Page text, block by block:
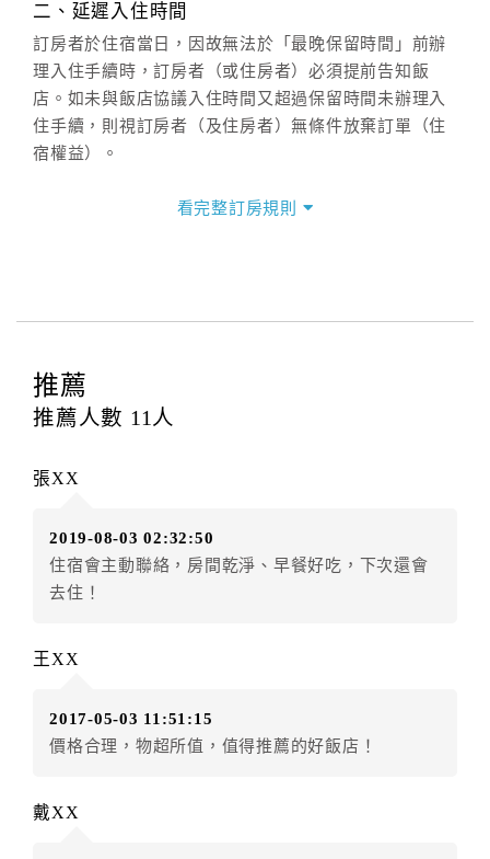
(07)9682715 。
二、延遲入住時間
訂房者於住宿當日，因故無法於「最晚保留時間」前辦
理入住手續時，訂房者（或住房者）必須提前告知飯
店。如未與飯店協議入住時間又超過保留時間未辦理入
住手續，則視訂房者（及住房者）無條件放棄訂單（住
宿權益）。
四、訂單異動
提出申辦不得異動訂單。
每筆訂單異動限定
辦理取消退款。
房者應補足差額。（限原訂飯店）
房者不得要求退其差額。（限原訂飯店）
五、保留住宿權益(保留住房)
（提出申辦日為保留起算日）
店客滿，敬請及早計畫，如逾時未提出申辦，視同無條
件放棄訂單（住宿權益）。 （限原訂飯店使用）
得辦理取消退款。
看完整訂房規則
推薦
推薦人數 11 人
張XX
2019-08-03 02:32:50
住宿會主動聯絡，房間乾淨、早餐好吃，下次還會
去住！
王XX
2017-05-03 11:51:15
價格合理，物超所值，值得推薦的好飯店！
戴XX